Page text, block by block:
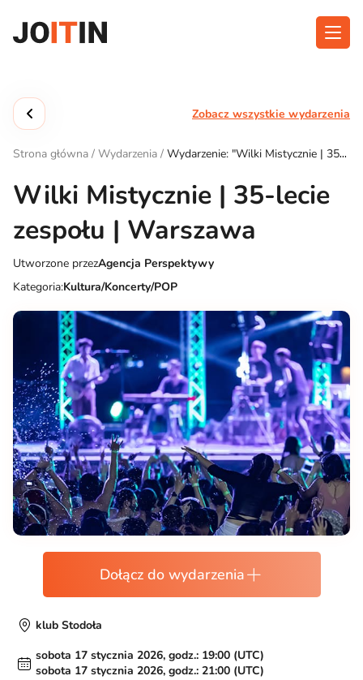
treści
Funkcjonalność
Kontakt
Pobierz aplikację:
Zobacz wszystkie wydarzenia
Strona główna / Wydarzenia / Wydarzenie: "Wilki Mistycznie | 35-
Wilki Mistycznie | 35-lecie
zespołu | Warszawa
Utworzone przezAgencja Perspektywy
Kategoria:Kultura/Koncerty/POP
Dołącz do wydarzenia
klub Stodoła
sobota 17 stycznia 2026, godz.: 19:00 (UTC)
sobota 17 stycznia 2026, godz.: 21:00 (UTC)